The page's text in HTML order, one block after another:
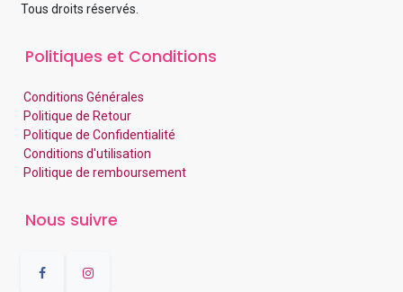
Tous droits réservés.
Politiques et Conditions
Conditions Générales
Politique de Retour
Politique de Confidentialité
Conditions d'utilisation
Politique de remboursement
Nous suivre